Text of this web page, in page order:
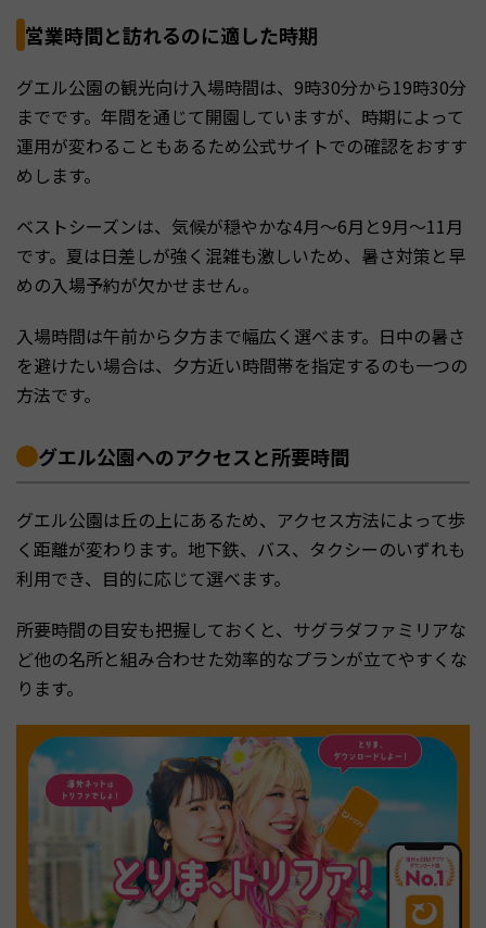
営業時間と訪れるのに適した時期
グエル公園の観光向け入場時間は、9時30分から19時30分
までです。年間を通じて開園していますが、時期によって
運用が変わることもあるため公式サイトでの確認をおすす
めします。
ベストシーズンは、気候が穏やかな4月〜6月と9月〜11月
です。夏は日差しが強く混雑も激しいため、暑さ対策と早
めの入場予約が欠かせません。
入場時間は午前から夕方まで幅広く選べます。日中の暑さ
を避けたい場合は、夕方近い時間帯を指定するのも一つの
方法です。
グエル公園へのアクセスと所要時間
グエル公園は丘の上にあるため、アクセス方法によって歩
く距離が変わります。地下鉄、バス、タクシーのいずれも
利用でき、目的に応じて選べます。
所要時間の目安も把握しておくと、サグラダファミリアな
ど他の名所と組み合わせた効率的なプランが立てやすくな
ります。